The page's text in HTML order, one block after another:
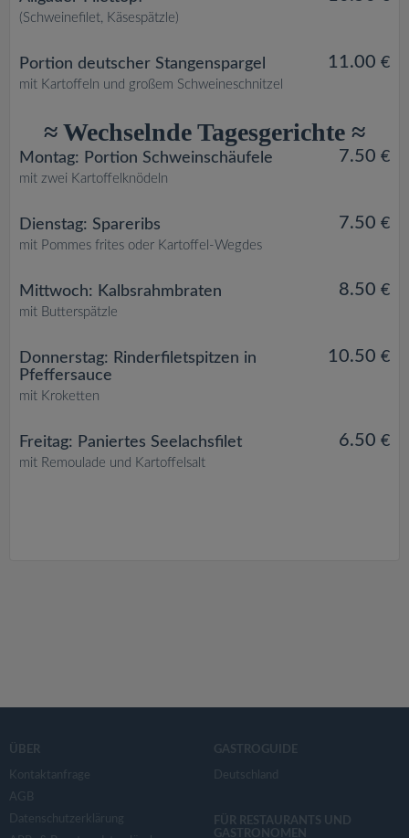
(Schweinefilet, Käsespätzle)
Portion deutscher Stangenspargel
mit Kartoffeln und großem Schweineschnitzel
11.00 €
≈ Wechselnde Tagesgerichte ≈
Montag: Portion Schweinschäufele
mit zwei Kartoffelknödeln
7.50 €
Dienstag: Spareribs
mit Pommes frites oder Kartoffel-Wegdes
7.50 €
Mittwoch: Kalbsrahmbraten
mit Butterspätzle
8.50 €
Donnerstag: Rinderfiletspitzen in
Pfeffersauce
mit Kroketten
10.50 €
Freitag: Paniertes Seelachsfilet
mit Remoulade und Kartoffelsalt
6.50 €
ÜBER
Kontaktanfrage
AGB
Datenschutzerklärung
GASTROGUIDE
Deutschland
FÜR RESTAURANTS UND
GASTRONOMEN